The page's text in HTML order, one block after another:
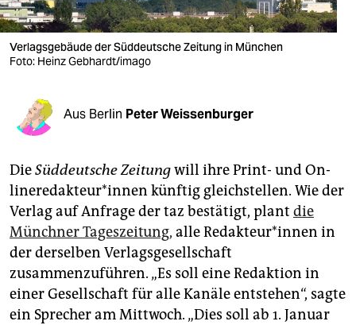
verlag
verlag
shop
fragen & hilfe
unterstützen
abo
genossenschaft
epaper login
Verlagsgebäude der Süddeutsche Zeitung in München
Foto: Heinz Gebhardt/imago
Aus Berlin Peter Weissenburger
DieSüddeutsche Zeitungwill ihre Print- und On­
line­re­dak­teu­r*in­nen künftig gleichstellen. Wie der
Verlag auf Anfrage der taz bestätigt, plant die
Münchner Tageszeitung, alle Re­dak­teu­r*in­nen in
der derselben Verlagsgesellschaft
zusammenzuführen. „Es soll eine Redaktion in
einer Gesellschaft für alle Kanäle entstehen“, sagte
ein Sprecher am Mittwoch. „Dies soll ab 1. Januar